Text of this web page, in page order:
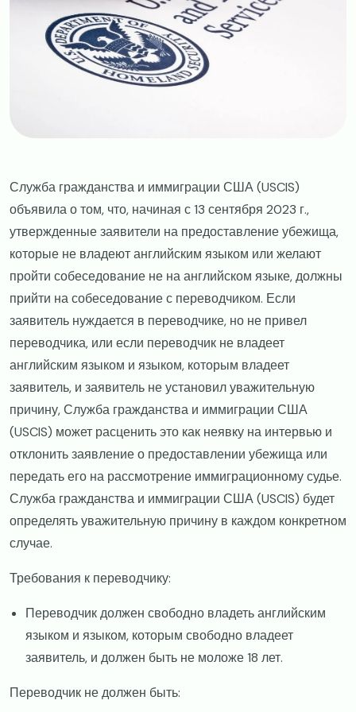
​​Служба гражданства и иммиграции США (USCIS)
объявила о том, что, начиная с 13 сентября 2023 г.,
утвержденные заявители на предоставление убежища,
которые не владеют английским языком или желают
пройти собеседование не на английском языке, должны
прийти на собеседование с переводчиком. Если
заявитель нуждается в переводчике, но не привел
переводчика, или если переводчик не владеет
английским языком и языком, которым владеет
заявитель, и заявитель не установил уважительную
причину, Служба гражданства и иммиграции США
(USCIS) может расценить это как неявку на интервью и
отклонить заявление о предоставлении убежища или
передать его на рассмотрение иммиграционному судье.
Служба гражданства и иммиграции США (USCIS) будет
определять уважительную причину в каждом конкретном
случае.
​Требования к переводчику:
​Переводчик должен свободно владеть английским
языком и языком, которым свободно владеет
заявитель, и должен быть не моложе 18 лет.
​Переводчик не должен быть: